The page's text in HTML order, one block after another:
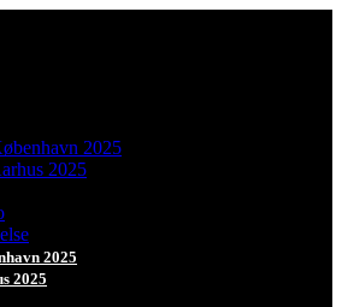
2025
2025
2025
2025